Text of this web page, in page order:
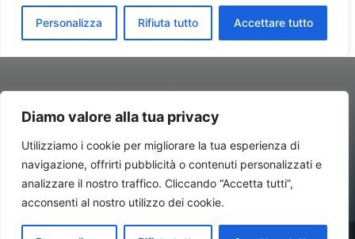
Diamo valore alla tua privacy
Utilizziamo i cookie per migliorare la tua esperienza di
navigazione, offrirti pubblicità o contenuti personalizzati e
analizzare il nostro traffico. Cliccando “Accetta tutti”,
acconsenti al nostro utilizzo dei cookie.
Contatti//Redazione:redazione@newsitalynews.it
© Copyright 2024 - Newsitalynews.it Antonio Rubino Consulting –